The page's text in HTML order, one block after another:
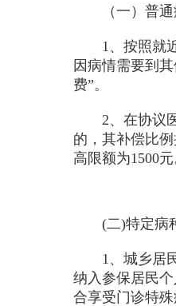
（一）普通
1、按照就近
因病情需要到
费”。
2、在协议医
的，其补偿比
高限额为1500元
(二)特定病
1、城乡居民
纳入参保居民
合享受门诊特